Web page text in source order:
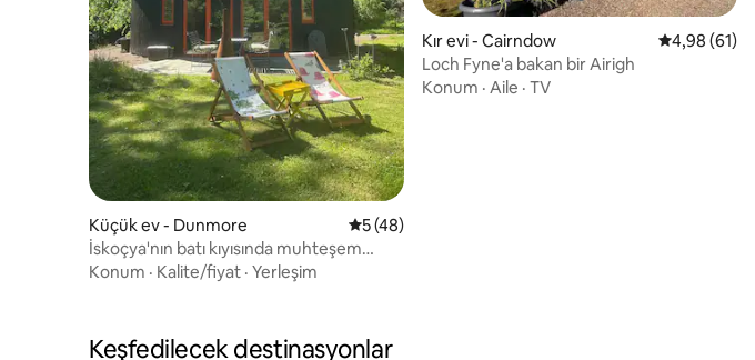
Küçük ev - Dunmore 5 üzerinden ortalama 5 puan, 48 değerlendirme
5 (48)
İskoçya'nın batı kıyısında muhteşem
yuvarlak ev
Konum · Kalite/fiyat · Yerleşim
Kır evi - Cairndow 5 üzerinden
4,98 (61)
Loch Fyne'a bakan bir Airigh
Konum · Aile · TV
Keşfedilecek destinasyonlar